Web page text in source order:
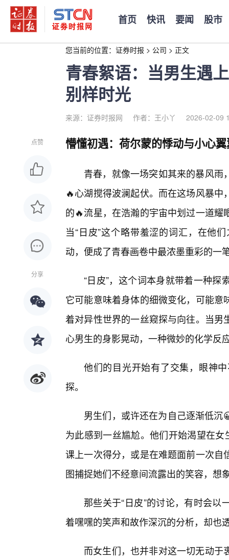
首页 快讯 要闻 股市
您当前的位置： 证券时报 > 公司 > 正文
青春絮语：当男生遇
别样时光
来源：证券时报网 作者：王小丫 2026-02-09
点赞
分享
懵懂初遇：荷尔蒙的悸动与小心
青春，就像一场突如其来的暴风
🔥心湖搅得波澜起伏。而在这场风暴
的🔥流星，在浩瀚的宇宙中划过一道
当“日皮”这个略带羞涩的词汇，在他
动，便成了青春画卷中最浓墨重彩的一
“日皮”，这个词本身就带着一种
它可能意味着身体的细微变化，可能
着对异性世界的一丝窥探与向往。当
心男生的身影晃动，一种微妙的化学反
他们的目光开始有了交集，眼神
探。
男生们，或许还在为自己逐渐低
为此感到一丝尴尬。他们开始渴望在
课上一次得分，或是在难题面前一次
图捕捉她们不经意间流露出的笑容，想
那些关于“日皮”的讨论，有时会
着嘿嘿的笑声和故作深沉的分析，却也
而女生们，也并非对这一切无动